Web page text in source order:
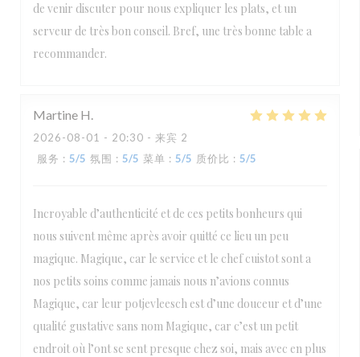
de venir discuter pour nous expliquer les plats, et un
serveur de très bon conseil. Bref, une très bonne table a
recommander.
Martine H
2026-08-01 - 20:30 - 来宾 2
服务 : 5/5 氛围 : 5/5 菜单 : 5/5 质价比 : 5/5
Incroyable d’authenticité et de ces petits bonheurs qui
nous suivent même après avoir quitté ce lieu un peu
magique. Magique, car le service et le chef cuistot sont a
nos petits soins comme jamais nous n’avions connus
Magique, car leur potjevleesch est d’une douceur et d’une
qualité gustative sans nom Magique, car c’est un petit
endroit où l’ont se sent presque chez soi, mais avec en plus